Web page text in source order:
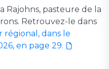
Rajohns, pasteure de la
Retrouvez-le dans
régional, dans le
en page 29.